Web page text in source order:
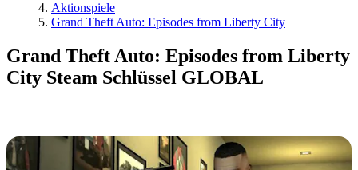
Aktionspiele
Grand Theft Auto: Episodes from Liberty City
Grand Theft Auto: Episodes from Liberty
City Steam Schlüssel GLOBAL